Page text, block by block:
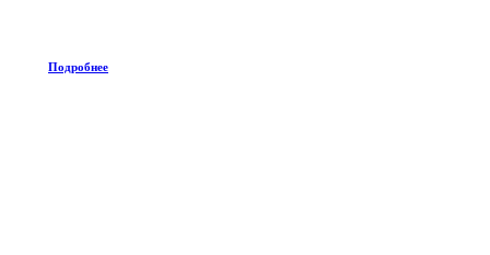
Подробнее